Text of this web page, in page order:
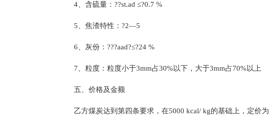
4、含硫量：??st.ad ≤?0.7 %
5、焦渣特性：?2—5
6、灰份：???aad?≤?24 %
7、粒度：粒度小于3mm占30%以下，大于3mm占70%以上
五、价格及金额
乙方煤炭达到第四条要求，在5000 kcal/ kg的基础上，定价为